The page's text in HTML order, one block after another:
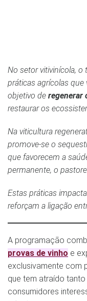
No setor vitivinícola, o
práticas agrícolas
objetivo de regenerar
restaurar os
Na viticultura
promove-se o
que favorecem a
permanente, o
Estas práticas
reforçam a ligação
A programação
provas de vinho e
exclusivamente com
que tem atraído
consumidores